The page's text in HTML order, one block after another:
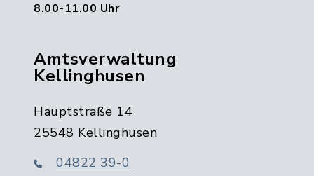
8.00-11.00 Uhr
Amtsverwaltung
Kellinghusen
Hauptstraße 14
25548 Kellinghusen
04822 39-0